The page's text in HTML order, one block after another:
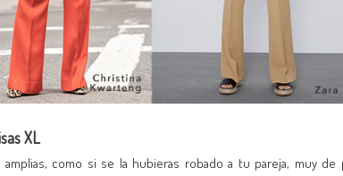
XL
amplias, como si se la hubieras robado a tu pareja, muy